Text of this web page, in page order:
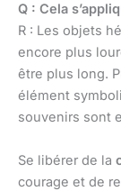
Q : Cela
R : Les objets
encore plus
être plus long.
élément
souvenirs sont
Se libérer de la
courage et de